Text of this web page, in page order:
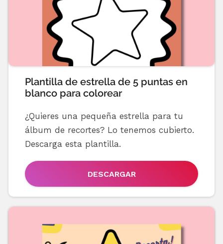
Plantilla de estrella de 5 puntas en
blanco para colorear
¿Quieres una pequeña estrella para tu
álbum de recortes? Lo tenemos cubierto.
Descarga esta plantilla.
DESCARGAR